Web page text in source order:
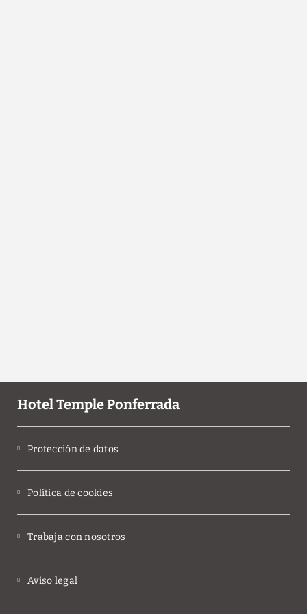
Hotel Temple Ponferrada
Protección de datos
Política de cookies
Trabaja con nosotros
Aviso legal